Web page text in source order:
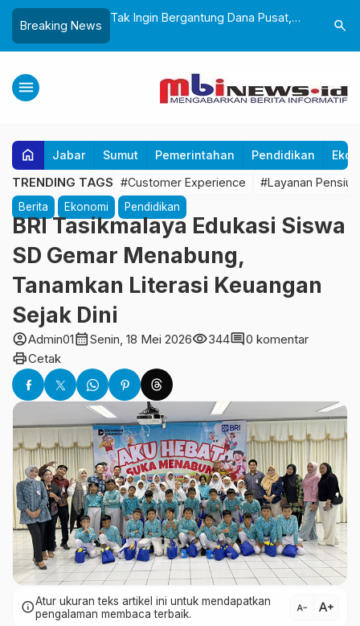
Breaking News
Mitigasi Bencana
Lewat Boneka
Tak Ingin Bergantung Dana Pusat,
PAD
Wali
Boleh
search
menu
home Jabar Sumut Pemerintahan Pendidikan
TRENDING TAGS #Customer Experience #Layanan
Berita Ekonomi Pendidikan
BRI Tasikmalaya Edukasi Siswa
SD Gemar Menabung,
Tanamkan Literasi Keuangan
Sejak Dini
account_circleAdmin01calendar_monthSenin, 18 Mei 2026visibility344comment0 komentar
printCetak
infoAtur ukuran teks artikel ini untuk mendapatkan
pengalaman membaca terbaik.
text_decrease text_increase